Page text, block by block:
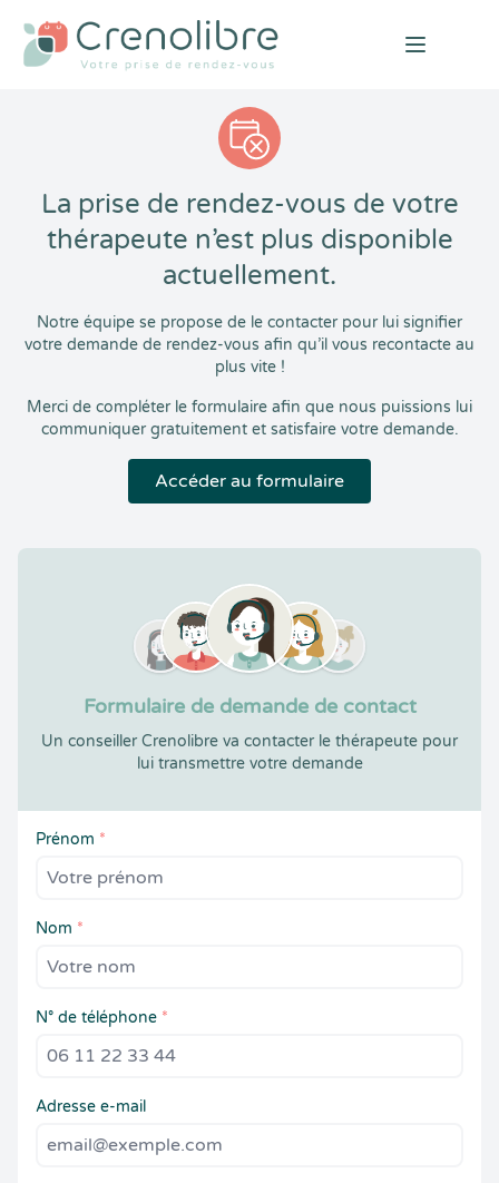
Open
La prise de rendez-vous de votre
thérapeute n’est plus disponible
actuellement.
Notre équipe se propose de le contacter pour lui signifier
votre demande de rendez-vous afin qu’il vous recontacte au
plus vite !
Merci de compléter le formulaire afin que nous puissions lui
communiquer gratuitement et satisfaire votre demande.
Accéder au formulaire
Formulaire de demande de contact
Un conseiller Crenolibre va contacter le thérapeute pour
lui transmettre votre demande
Prénom *
Nom *
N° de téléphone *
Adresse e-mail